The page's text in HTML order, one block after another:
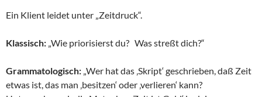
Ein Klient leidet unter „Zeitdruck“.
Klassisch: „Wie priorisierst du? Was streßt dich?“
Grammatologisch: „Wer hat das ‚Skript‘ geschrieben, daß Zeit
etwas ist, das man ‚besitzen‘ oder ‚verlieren‘ kann?